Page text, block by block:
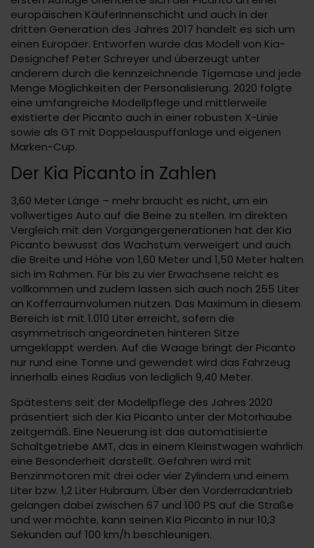
europäischen KäuferInnenschicht und auch in der
dritten Generation des Jahres 2017 handelt es sich um
einen Europäer. Entworfen wurde das Modell von Kia-
Designchef Peter Schreyer und überzeugt unter
anderem durch die kennzeichnende Tigernase und jede
Menge Möglichkeiten der Personalisierung. 2020 folgte
eine umfangreiche Modellpflege und mittlerweile
existierte der Picanto auch in einer robusten X-Linie
sowie als GT mit Doppelauspuffanlage und eigenen
Marken-Cup.
Der Kia Picanto in Zahlen
3,60 Meter Länge – mehr braucht es nicht, um ein
vollwertiges Auto auf die Beine zu stellen. Im direkten
Vergleich mit den Vorgängergenerationen hat der Kia
Picanto bewusst das Wachstum verweigert und auch
die Breite und Höhe von 1,60 Meter und 1,50 Meter halten
sich im Rahmen. Für bis zu vier Erwachsene reicht es
vollkommen und zudem lassen sich auch noch 255 Liter
an Kofferraumvolumen nutzen. Das Maximum in diesem
Bereich ist mit 1.010 Liter erreicht, sofern die
asymmetrisch angeordneten hinteren Sitze
umgeklappt werden. Auf die Waage bringt der Picanto
nur rund eine Tonne und gewendet wird das Fahrzeug
innerhalb eines Radius von lediglich 9,40 Meter.
Spätestens seit der Modellpflege des Jahres 2020
präsentiert sich der Kia Picanto unter der Motorhaube
zeitgemäß. Eine Neuerung ist das automatisierte
Schaltgetriebe AMT, das in einem Kleinstwagen wahrlich
eine Besonderheit darstellt. Gefahren wird mit
Benzinmotoren mit drei oder vier Zylindern und einem
Liter bzw. 1,2 Liter Hubraum. Über den Vorderradantrieb
gelangen dabei zwischen 67 und 100 PS auf die Straße
und wer möchte, kann seinen Kia Picanto in nur 10,3
Sekunden auf 100 km/h beschleunigen.